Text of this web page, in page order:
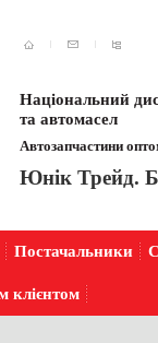
Національний
та автомасел
Автозапчастини
Юнік Трейд.
Постачальники
клієнтом